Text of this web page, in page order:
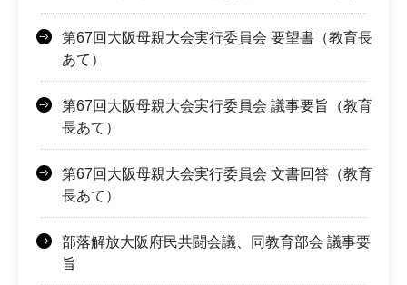
第67回大阪母親大会実行委員会 要望書（教育長
あて）
第67回大阪母親大会実行委員会 議事要旨（教育
長あて）
第67回大阪母親大会実行委員会 文書回答（教育
長あて）
部落解放大阪府民共闘会議、同教育部会 議事要
旨